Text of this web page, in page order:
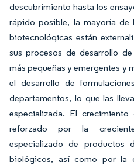
descubrimiento hasta los
rápido posible, la mayoría de
biotecnológicas están
sus procesos de desarrollo
más pequeñas y emergentes y
el desarrollo de
departamentos, lo que las
especializada. El
reforzado por la
especializado de productos
biológicos, así como por la